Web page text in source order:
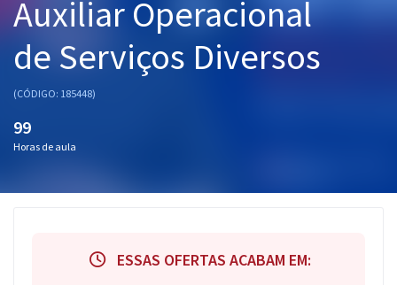
OAB
Mentorias
Conteúdo gratuito
Atendimento
Auxiliar Operacional
de Serviços Diversos
(CÓDIGO: 185448)
99
Horas de aula
ESSAS OFERTAS ACABAM EM: